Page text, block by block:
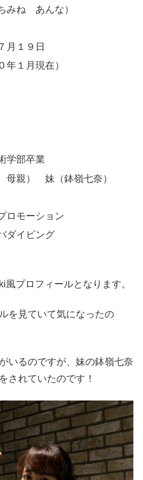
みね あんな）
月１９日
年１月現在）
学部卒業
母親） 妹（鉢嶺七奈）
ロモーション
ダイビング
プロフィールとなります。
を見ていて気になったの
いるのですが、妹の鉢嶺七奈
されていたのです！